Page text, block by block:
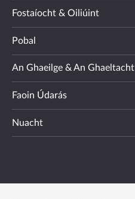
Fostaíocht & Oiliúint
Pobal
An Ghaeilge & An Ghaeltacht
Faoin Údarás
Nuacht